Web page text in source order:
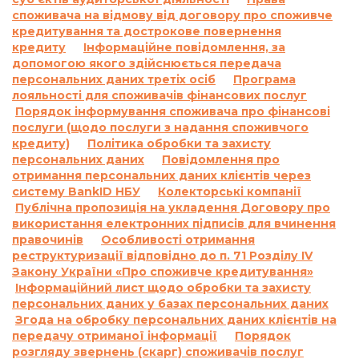
1.1.Відповідальність за прострочення
виконання та/або невиконання умов
договору:
За договором про надання кредиту по
продукту «Кредит до 26 днів»:
Згідно з п. 7.5. Договору про надання кредиту:
«У разі прострочення виконання
Позичальником грошового зобов’язання зі
сплати процентів за користування Кредитом та/
або Комісії та/або суми Кредиту у визначені
Договором терміни, на підставі положень
частини 2 статті 625 Цивільного кодексу України
Кредитодавець має право вимагати, а
Позичальник зобов’язаний сплатити
Кредитодавцю суму заборгованості з
урахуванням 3700 (три тисячі сімсот) процентів
річних від простроченої суми заборгованості.
Проценти річних, зазначені в цьому пункті
вище, нараховуються за кожен день
споживача на відмову від договору про споживче
кредитування та дострокове повернення
кредиту
Інформаційне повідомлення, за
допомогою якого здійснюється передача
персональних даних третіх осіб
Програма
лояльності для споживачів фінансових послуг
Порядок інформування споживача про фінансові
послуги (щодо послуги з надання споживчого
кредиту)
Політика обробки та захисту
персональних даних
Повідомлення про
отримання персональних даних клієнтів через
систему BankID НБУ
Колекторські компанії
Публічна пропозиція на укладення Договору про
використання електронних підписів для вчинення
правочинів
Особливості отримання
реструктуризації відповідно до п. 71 Розділу IV
Закону України «Про споживче кредитування»
Інформаційний лист щодо обробки та захисту
персональних даних у базах персональних даних
Згода на обробку персональних даних клієнтів на
передачу отриманої інформації
Порядок
розгляду звернень (скарг) споживачів послуг